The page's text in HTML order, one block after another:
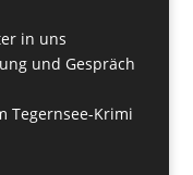
in uns
und Gespräch
Tegernsee-Krimi